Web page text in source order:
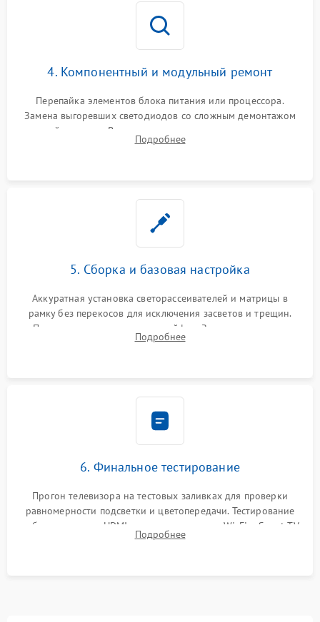
4. Компонентный и модульный ремонт
Перепайка элементов блока питания или процессора.
Замена выгоревших светодиодов со сложным демонтажом
хрупкой матрицы. Восстановление поврежденных дорожек,
прошивка микросхем памяти EEPROM
Подробнее
5. Сборка и базовая настройка
Аккуратная установка светорассеивателей и матрицы в
рамку без перекосов для исключения засветов и трещин.
Подключение внутренних шлейфов. Закрытие корпуса.
Сброс настроек и обновление программного обеспечения.
Подробнее
6. Финальное тестирование
Прогон телевизора на тестовых заливках для проверки
равномерности подсветки и цветопередачи. Тестирование
работы разъемов HDMI, динамиков, модуля Wi-Fi и Smart TV
в рабочем режиме в течение нескольких часов.
Подробнее